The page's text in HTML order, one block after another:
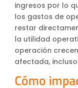
ingresos por lo
los gastos de
restar
la utilidad
operación
afectada,
Cómo